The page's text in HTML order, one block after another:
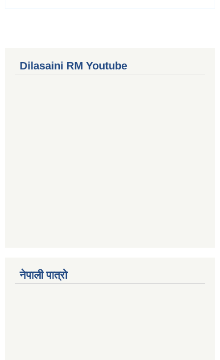
Dilasaini RM Youtube
नेपाली पात्रो